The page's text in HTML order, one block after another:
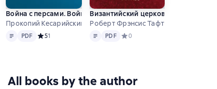
Война с персами. Война с вандалами. Тайная история
Прокопий Кесарийский
Text PDF
PDF Средний рейтинг 5 на основе 1 оценок
51
Византийский церковный обряд
Роберт Фрэнсис Тафт
Text PDF
PDF Средний рейтинг 0 на основе 0
0
All books by the author